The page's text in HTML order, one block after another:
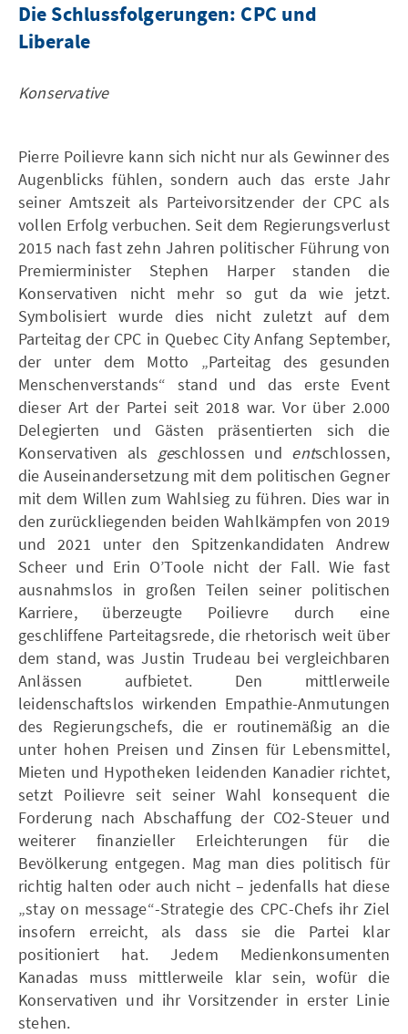
Die Schlussfolgerungen: CPC und
Liberale
Konservative
Pierre Poilievre kann sich nicht nur als Gewinner des
Augenblicks fühlen, sondern auch das erste Jahr
seiner Amtszeit als Parteivorsitzender der CPC als
vollen Erfolg verbuchen. Seit dem Regierungsverlust
2015 nach fast zehn Jahren politischer Führung von
Premierminister Stephen Harper standen die
Konservativen nicht mehr so gut da wie jetzt.
Symbolisiert wurde dies nicht zuletzt auf dem
Parteitag der CPC in Quebec City Anfang September,
der unter dem Motto „Parteitag des gesunden
Menschenverstands“ stand und das erste Event
dieser Art der Partei seit 2018 war. Vor über 2.000
Delegierten und Gästen präsentierten sich die
Konservativen als geschlossen und entschlossen,
die Auseinandersetzung mit dem politischen Gegner
mit dem Willen zum Wahlsieg zu führen. Dies war in
den zurückliegenden beiden Wahlkämpfen von 2019
und 2021 unter den Spitzenkandidaten Andrew
Scheer und Erin O’Toole nicht der Fall. Wie fast
ausnahmslos in großen Teilen seiner politischen
Karriere, überzeugte Poilievre durch eine
geschliffene Parteitagsrede, die rhetorisch weit über
dem stand, was Justin Trudeau bei vergleichbaren
Anlässen aufbietet. Den mittlerweile
leidenschaftslos wirkenden Empathie-Anmutungen
des Regierungschefs, die er routinemäßig an die
unter hohen Preisen und Zinsen für Lebensmittel,
Mieten und Hypotheken leidenden Kanadier richtet,
setzt Poilievre seit seiner Wahl konsequent die
Forderung nach Abschaffung der CO2-Steuer und
weiterer finanzieller Erleichterungen für die
Bevölkerung entgegen. Mag man dies politisch für
richtig halten oder auch nicht – jedenfalls hat diese
„stay on message“-Strategie des CPC-Chefs ihr Ziel
insofern erreicht, als dass sie die Partei klar
positioniert hat. Jedem Medienkonsumenten
Kanadas muss mittlerweile klar sein, wofür die
Konservativen und ihr Vorsitzender in erster Linie
stehen.